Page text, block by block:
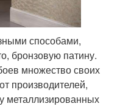
способами,
бронзовую патину.
множество своих
производителей,
металлизированных